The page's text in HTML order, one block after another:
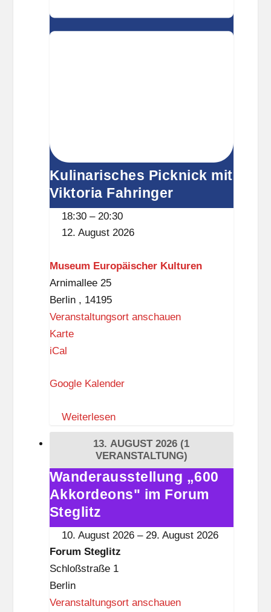
i
Viktoria
Kulinarisches Picknick mit
Viktoria Fahringer
18:30 – 20:30
12. August 2026
Museum Europäischer Kulturen
Arnimallee 25
Berlin , 14195
Veranstaltungsort anschauen
KarteM
e
m
E
r
ä
i
s
c
h
e
iCal
Google Kalender
Weiterlesen
13. AUGUST 2026 (1
VERANSTALTUNG)
Wanderausstellung
„600
Akkordeons"
im
Wanderausstellung „600
Akkordeons" im Forum
Steglitz
10. August 2026 – 29. August 2026
Forum Steglitz
Schloßstraße 1
Berlin
Veranstaltungsort anschauen